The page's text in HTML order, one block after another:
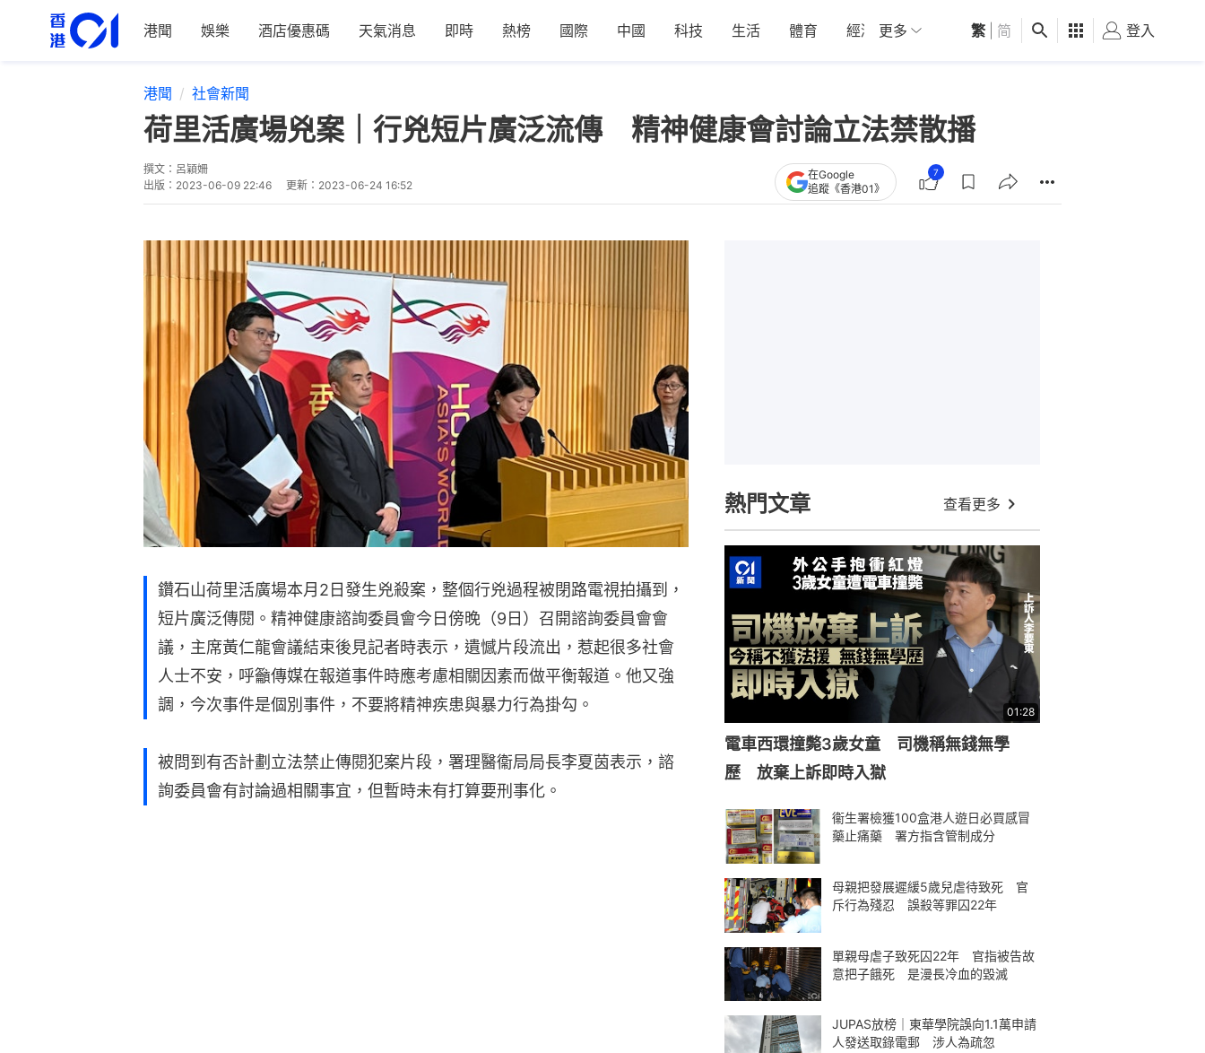
港聞 娛樂 酒店優惠碼 天氣消息 即時 熱榜 國際 中國 科技 生活 體育 經濟 01深圳 觀點 健康 好食玩飛
更多 繁 简 登入
港聞 社會新聞
荷里活廣場兇案｜行兇短片廣泛流傳 精神健康會討論立法禁散播
撰文： 呂穎姍
出版： 2023-06-09 22:46 更新： 2023-06-24 16:52
在Google
追蹤《香港01》
7
鑽石山荷里活廣場本月2日發生兇殺案，整個行兇過程被閉路電視拍攝到，
短片廣泛傳閱。精神健康諮詢委員會今日傍晚（9日）召開諮詢委員會會
議，主席黃仁龍會議結束後見記者時表示，遺憾片段流出，惹起很多社會
人士不安，呼籲傳媒在報道事件時應考慮相關因素而做平衡報道。他又強
調，今次事件是個別事件，不要將精神疾患與暴力行為掛勾。
被問到有否計劃立法禁止傳閱犯案片段，署理醫衞局局長李夏茵表示，諮
詢委員會有討論過相關事宜，但暫時未有打算要刑事化。
熱門文章 查看更多
01:28
電車西環撞斃3歲女童 司機稱無錢無學
歷 放棄上訴即時入獄
衞生署檢獲100盒港人遊日必買感冒
藥止痛藥 署方指含管制成分
母親把發展遲緩5歲兒虐待致死 官
斥行為殘忍 誤殺等罪囚22年
單親母虐子致死囚22年 官指被告故
意把子餓死 是漫長冷血的毀滅
JUPAS放榜｜東華學院誤向1.1萬申請
人發送取錄電郵 涉人為疏忽